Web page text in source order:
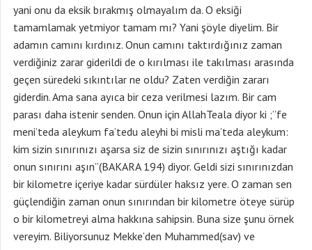
yani onu da eksik bırakmış olmayalım da. O eksiği
tamamlamak yetmiyor tamam mı? Yani şöyle diyelim. Bir
adamın camını kırdınız. Onun camını taktırdığınız zaman
verdiğiniz zarar giderildi de o kırılması ile takılması arasında
geçen süredeki sıkıntılar ne oldu? Zaten verdiğin zararı
giderdin. Ama sana ayıca bir ceza verilmesi lazım. Bir cam
parası daha istenir senden. Onun için AllahTeala diyor ki ;”fe
meni’teda aleykum fa’tedu aleyhi bi misli ma’teda aleykum:
kim sizin sınırınızı aşarsa siz de sizin sınırınızı aştığı kadar
onun sınırını aşın”(BAKARA 194) diyor. Geldi sizi sınırınızdan
bir kilometre içeriye kadar sürdüler haksız yere. O zaman sen
güçlendiğin zaman onun sınırından bir kilometre öteye sürüp
o bir kilometreyi alma hakkına sahipsin. Buna size şunu örnek
vereyim. Biliyorsunuz Mekke’den Muhammed(sav) ve